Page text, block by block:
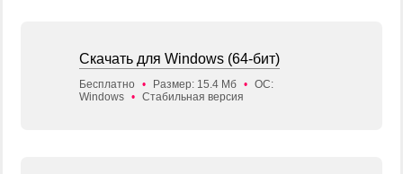
Скачать для Windows (64-бит)
Бесплатно • Размер: 15.4 Мб • ОС:
Windows • Стабильная версия